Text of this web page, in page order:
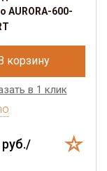
AURORA-600-
корзину
в 1 клик
руб./